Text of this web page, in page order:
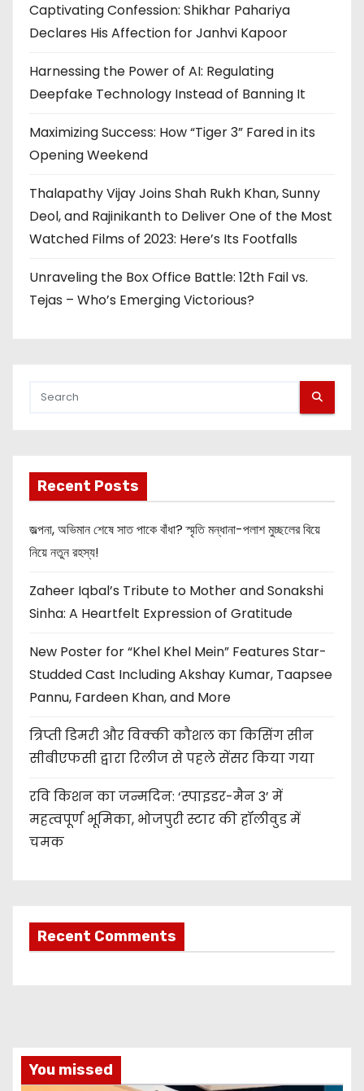
Captivating Confession: Shikhar Pahariya
Declares His Affection for Janhvi Kapoor
Harnessing the Power of AI: Regulating
Deepfake Technology Instead of Banning It
Maximizing Success: How “Tiger 3” Fared in its
Opening Weekend
Thalapathy Vijay Joins Shah Rukh Khan, Sunny
Deol, and Rajinikanth to Deliver One of the Most
Watched Films of 2023: Here’s Its Footfalls
Unraveling the Box Office Battle: 12th Fail vs.
Tejas – Who’s Emerging Victorious?
Recent Posts
জল্পনা, অভিমান শেষে সাত পাকে বাঁধা? স্মৃতি মন্ধানা-পলাশ মুচ্ছলের বিয়ে
নিয়ে নতুন রহস্য!
Zaheer Iqbal’s Tribute to Mother and Sonakshi
Sinha: A Heartfelt Expression of Gratitude
New Poster for “Khel Khel Mein” Features Star-
Studded Cast Including Akshay Kumar, Taapsee
Pannu, Fardeen Khan, and More
त्रिप्ती डिमरी और विक्की कौशल का किसिंग सीन
सीबीएफसी द्वारा रिलीज से पहले सेंसर किया गया
रवि किशन का जन्मदिन: ‘स्पाइडर-मैन 3’ में
महत्वपूर्ण भूमिका, भोजपुरी स्टार की हॉलीवुड में
चमक
Recent Comments
You missed